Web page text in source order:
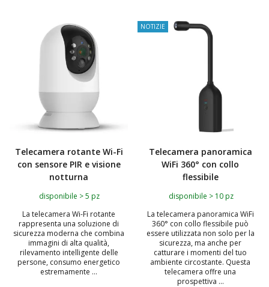
Telecamera rotante Wi-Fi
con sensore PIR e visione
notturna
disponibile > 5 pz
La telecamera Wi-Fi rotante
rappresenta una soluzione di
sicurezza moderna che combina
immagini di alta qualità,
rilevamento intelligente delle
persone, consumo energetico
estremamente ...
NOTIZIE
Telecamera panoramica
WiFi 360° con collo
flessibile
disponibile > 10 pz
La telecamera panoramica WiFi
360° con collo flessibile può
essere utilizzata non solo per la
sicurezza, ma anche per
catturare i momenti del tuo
ambiente circostante. Questa
telecamera offre una
prospettiva ...